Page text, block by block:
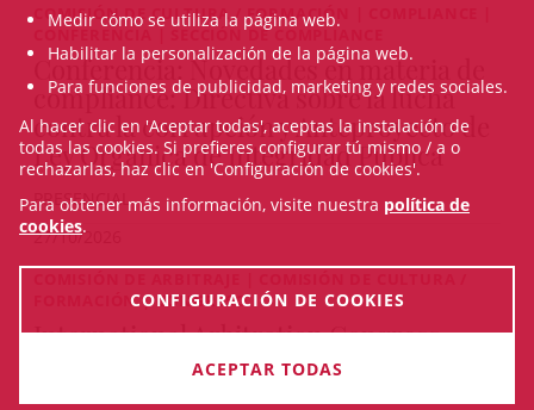
COMISIÓN DE CULTURA / FORMACIÓN | COMPLIANCE |
CONFERENCIA | SECCIÓN DE COMPLIANCE
Conferencia: Novedades en materia de
compliance: Directiva sobre la lucha
contra la corrupción y Anteproyecto de
Ley Orgánica de Integridad Pública
PRESENCIAL
27/10/2026
FORMACIÓN | CONGRESO
International Arbitration Congress
2026. Quo Vadis Arbitration
Medir cómo se utiliza la página web.
Habilitar la personalización de la página web.
Para funciones de publicidad, marketing y redes sociales.
Al hacer clic en 'Aceptar todas', aceptas la instalación de
todas las cookies. Si prefieres configurar tú mismo / a o
rechazarlas, haz clic en 'Configuración de cookies'.
Para obtener más información, visite nuestra política de
cookies.
CONFIGURACIÓN DE COOKIES
ACEPTAR TODAS